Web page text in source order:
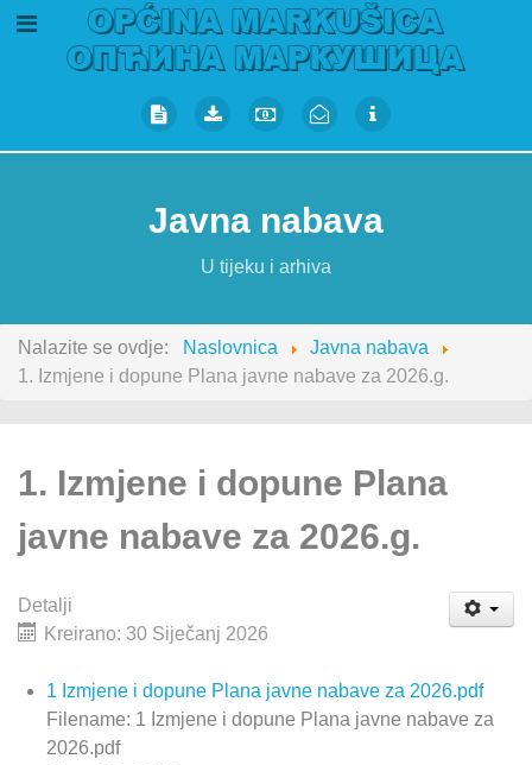
Javna nabava
U tijeku i arhiva
Nalazite se ovdje: Naslovnica
Javna nabava
1. Izmjene i dopune Plana javne nabave za 2026.g.
1. Izmjene i dopune Plana
javne nabave za 2026.g.
Detalji
Kreirano: 30 Siječanj 2026
1 Izmjene i dopune Plana javne nabave za 2026.pdf
Filename: 1 Izmjene i dopune Plana javne nabave za
2026.pdf